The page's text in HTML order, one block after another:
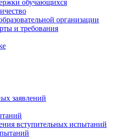
обучающихся
организации
и требования
заявлений
вступительных испытаний